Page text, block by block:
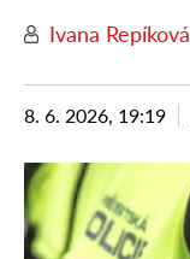
Ivana Repíková
8. 6. 2026, 19:19